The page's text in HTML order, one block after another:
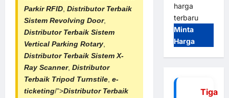
Parkir RFID, Distributor Terbaik
Sistem Revolving Door,
Distributor Terbaik Sistem
Vertical Parking Rotary,
Distributor Terbaik Sistem X-
Ray Scanner, Distributor
Terbaik Tripod Turnstile, e-
ticketing/">Distributor Terbaik
harga
terbaru
Minta
Harga
Tiga